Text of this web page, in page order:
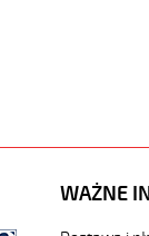
sdsd-
7-
WAŻNE